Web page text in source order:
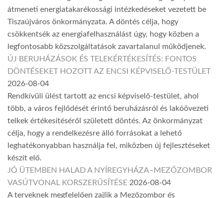
átmeneti energiatakarékossági intézkedéseket vezetett be
Tiszaújváros önkormányzata. A döntés célja, hogy
csökkentsék az energiafelhasználást úgy, hogy közben a
legfontosabb közszolgáltatások zavartalanul működjenek.
ÚJ BERUHÁZÁSOK ÉS TELEKÉRTÉKESÍTÉS: FONTOS
DÖNTÉSEKET HOZOTT AZ ENCSI KÉPVISELŐ-TESTÜLET
2026-08-04
Rendkívüli ülést tartott az encsi képviselő-testület, ahol
több, a város fejlődését érintő beruházásról és lakóövezeti
telkek értékesítéséről született döntés. Az önkormányzat
célja, hogy a rendelkezésre álló forrásokat a lehető
leghatékonyabban használja fel, miközben új fejlesztéseket
készít elő.
JÓ ÜTEMBEN HALAD A NYÍREGYHÁZA–MEZŐZOMBOR
VASÚTVONAL KORSZERŰSÍTÉSE 2026-08-04
A terveknek megfelelően zajlik a Mezőzombor és